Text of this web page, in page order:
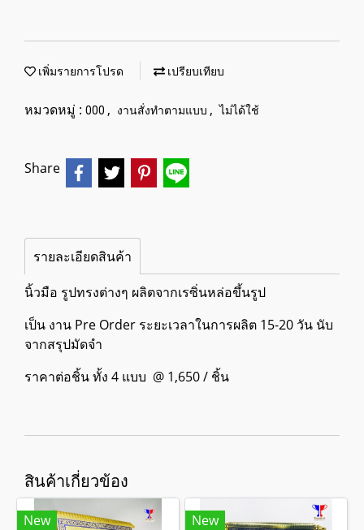
เพิ่มรายการโปรด เปรียบเทียบ
หมวดหมู่ : 000 , งานสั่งทำตามแบบ , ไม่ได้ใช้
Share
รายละเอียดสินค้า
นิ้วมือ รูปทรงต่างๆ ผลิตจากเรซิ่นหล่อขึ้นรูป
เป็น งาน Pre Order ระยะเวลาในการผลิต 15-20 วัน นับ
จากสรุปมัดจำ
ราคาต่อชิ้น ทั้ง 4 แบบ @ 1,650 / ชิ้น
สินค้าเกี่ยวข้อง
New New